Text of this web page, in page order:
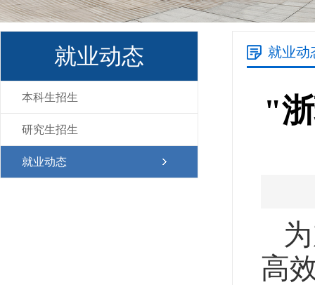
就业动态
本科生招生
研究生招生
就业动态
就业动
"
高